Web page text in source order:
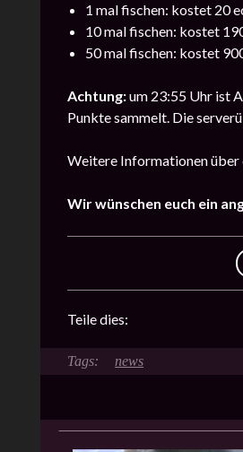
1 mal fischen: kostet 20
10 mal fischen: kostet
50 mal fischen: kostet
Achtung:um 23:55 Uhr ist
Punkte sammelt. Die
Weitere Informationen über
Wir wünschen euch ein
Teile dies:
news